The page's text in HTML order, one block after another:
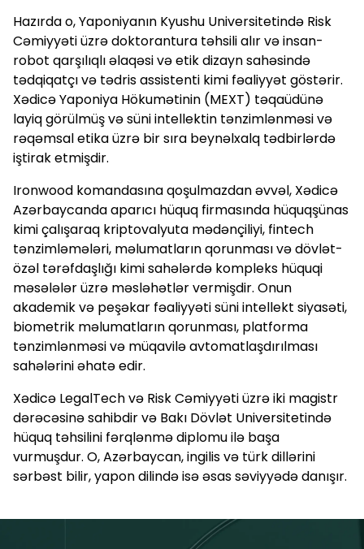
Hazırda o, Yaponiyanın Kyushu Universitetində Risk
Cəmiyyəti üzrə doktorantura təhsili alır və insan-
robot qarşılıqlı əlaqəsi və etik dizayn sahəsində
tədqiqatçı və tədris assistenti kimi fəaliyyət göstərir.
Xədicə Yaponiya Hökumətinin (MEXT) təqaüdünə
layiq görülmüş və süni intellektin tənzimlənməsi və
rəqəmsal etika üzrə bir sıra beynəlxalq tədbirlərdə
iştirak etmişdir.
Ironwood komandasına qoşulmazdan əvvəl, Xədicə
Azərbaycanda aparıcı hüquq firmasında hüquqşünas
kimi çalışaraq kriptovalyuta mədənçiliyi, fintech
tənzimləmələri, məlumatların qorunması və dövlət-
özəl tərəfdaşlığı kimi sahələrdə kompleks hüquqi
məsələlər üzrə məsləhətlər vermişdir. Onun
akademik və peşəkar fəaliyyəti süni intellekt siyasəti,
biometrik məlumatların qorunması, platforma
tənzimlənməsi və müqavilə avtomatlaşdırılması
sahələrini əhatə edir.
Xədicə LegalTech və Risk Cəmiyyəti üzrə iki magistr
dərəcəsinə sahibdir və Bakı Dövlət Universitetində
hüquq təhsilini fərqlənmə diplomu ilə başa
vurmuşdur. O, Azərbaycan, ingilis və türk dillərini
sərbəst bilir, yapon dilində isə əsas səviyyədə danışır.